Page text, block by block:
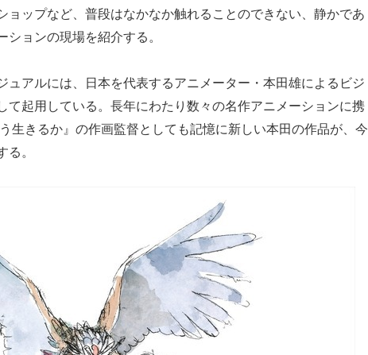
ョップなど、普段はなかなか触れることのできない、静かであ
ションの現場を紹介する。
ュアルには、日本を代表するアニメーター・本田雄によるビジ
て起用している。長年にわたり数々の名作アニメーションに携
生きるか』の作画監督としても記憶に新しい本田の作品が、今
。